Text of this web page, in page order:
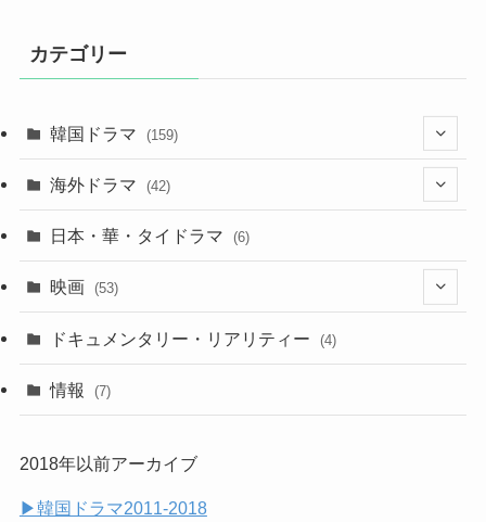
カテゴリー
韓国ドラマ (159)
(25)
(27)
(32)
(25)
海外ドラマ (42)
(7)
日本・華・タイドラマ (6)
映画 (53)
(9)
(14)
ドキュメンタリー・リアリティー (4)
情報 (7)
2018年以前アーカイブ
▶︎韓国ドラマ2011-2018